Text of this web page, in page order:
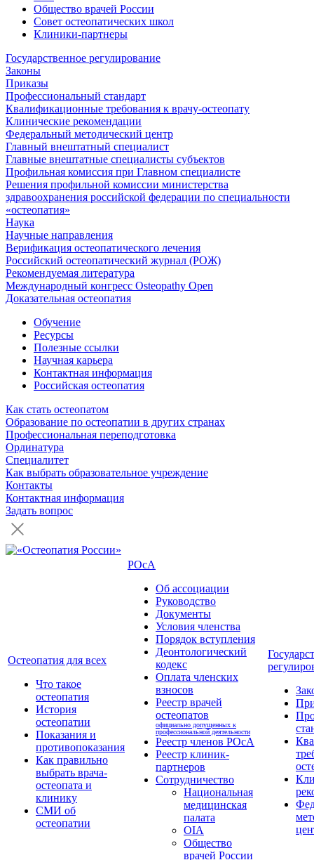
Общество врачей России
Совет остеопатических школ
Клиники-партнеры
Государственное регулирование
Законы
Приказы
Профессиональный стандарт
Квалификационные требования к врачу-остеопату
Клинические рекомендации
Федеральный методический центр
Главный внештатный специалист
Главные внештатные специалисты субъектов
Профильная комиссия при Главном специалисте
Решения профильной комиссии министерства
здравоохранения российской федерации по специальности
«остеопатия»
Наука
Научные направления
Верификация остеопатического лечения
Российский остеопатический журнал (РОЖ)
Рекомендуемая литература
Международный конгресс Osteopathy Open
Доказательная остеопатия
Обучение
Ресурсы
Полезные ссылки
Научная карьера
Контактная информация
Российская остеопатия
Как стать остеопатом
Образование по остеопатии в других странах
Профессиональная переподготовка
Ординатура
Специалитет
Как выбрать образовательное учреждение
Контакты
Контактная информация
Задать вопрос
Остеопатия для всех
Что такое
остеопатия
История
остеопатии
Показания и
противопоказания
Как правильно
выбрать врача-
остеопата и
клинику
СМИ об
остеопатии
РОсА
Об ассоциации
Руководство
Документы
Условия членства
Порядок вступления
Деонтологический
кодекс
Оплата членских
взносов
Реестр врачей
остеопатов
официально допущенных к
профессиональной деятельности
Реестр членов РОсА
Реестр клиник-
партнеров
Сотрудничество
Национальная
медицинская
палата
OIA
Общество
врачей России